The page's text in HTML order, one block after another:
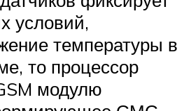
условий,
температуры в
то процессор
модулю